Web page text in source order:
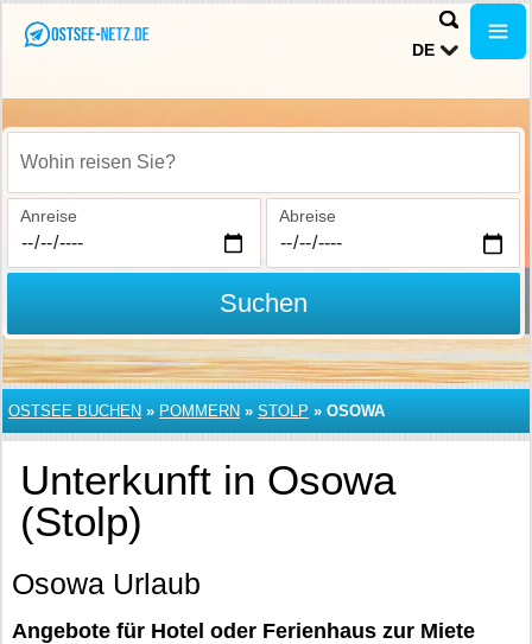
DE
Wohin reisen Sie?
Anreise Abreise
Suchen
OSTSEE BUCHEN » POMMERN » STOLP » OSOWA
Unterkunft in Osowa
(Stolp)
Osowa Urlaub
Angebote für Hotel oder Ferienhaus zur Miete